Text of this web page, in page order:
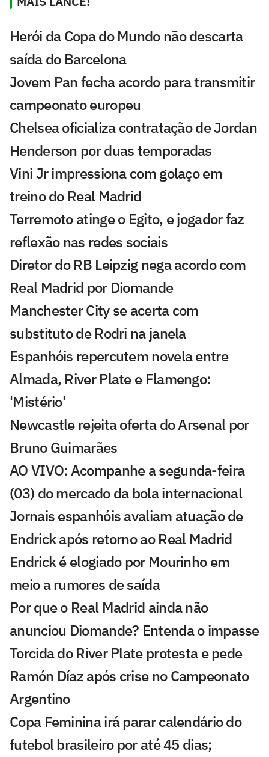
Herói da Copa do Mundo não descarta
saída do Barcelona
Jovem Pan fecha acordo para transmitir
campeonato europeu
Chelsea oficializa contratação de Jordan
Henderson por duas temporadas
Vini Jr impressiona com golaço em
treino do Real Madrid
Terremoto atinge o Egito, e jogador faz
reflexão nas redes sociais
Diretor do RB Leipzig nega acordo com
Real Madrid por Diomande
Manchester City se acerta com
substituto de Rodri na janela
Espanhóis repercutem novela entre
Almada, River Plate e Flamengo:
'Mistério'
Newcastle rejeita oferta do Arsenal por
Bruno Guimarães
AO VIVO: Acompanhe a segunda-feira
(03) do mercado da bola internacional
Jornais espanhóis avaliam atuação de
Endrick após retorno ao Real Madrid
Endrick é elogiado por Mourinho em
meio a rumores de saída
Por que o Real Madrid ainda não
anunciou Diomande? Entenda o impasse
Torcida do River Plate protesta e pede
Ramón Díaz após crise no Campeonato
Argentino
Copa Feminina irá parar calendário do
futebol brasileiro por até 45 dias;